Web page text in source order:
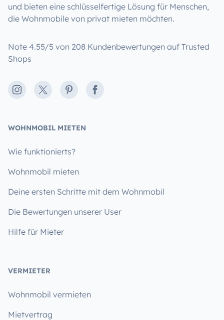
und bieten eine schlüsselfertige Lösung für Menschen,
die Wohnmobile von privat mieten möchten.
Note 4.55/5 von 208 Kundenbewertungen auf Trusted
Shops
Instagram
X PinterestFacebook
WOHNMOBIL MIETEN
Wie funktionierts?
Wohnmobil mieten
Deine ersten Schritte mit dem Wohnmobil
Die Bewertungen unserer User
Hilfe für Mieter
VERMIETER
Wohnmobil vermieten
Mietvertrag